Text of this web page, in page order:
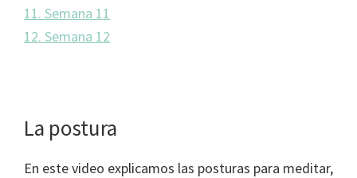
11. Semana 11
12. Semana 12
La postura
En este video explicamos las posturas para meditar,